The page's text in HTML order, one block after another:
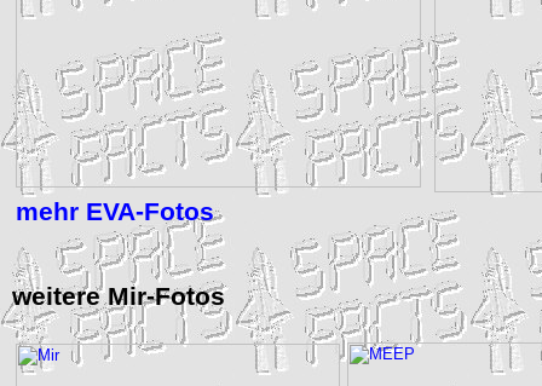
mehr EVA-Fotos
weitereMir-Fotos